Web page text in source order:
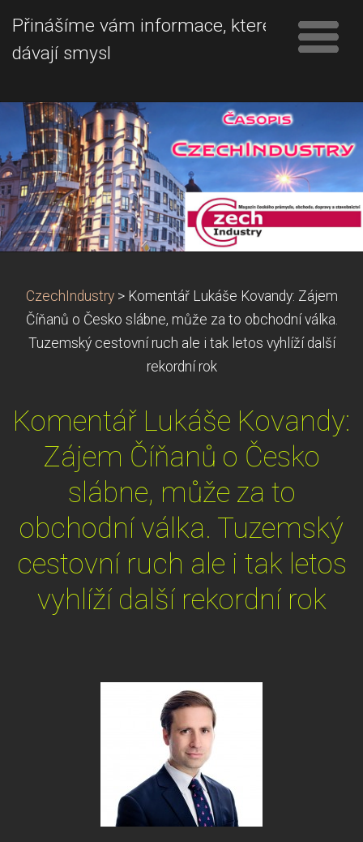
Přinášíme vám informace, které
dávají smysl
CzechIndustry > Komentář Lukáše Kovandy: Zájem
Číňanů o Česko slábne, může za to obchodní válka.
Tuzemský cestovní ruch ale i tak letos vyhlíží další
rekordní rok
Komentář Lukáše Kovandy:
Zájem Číňanů o Česko
slábne, může za to
obchodní válka. Tuzemský
cestovní ruch ale i tak letos
vyhlíží další rekordní rok